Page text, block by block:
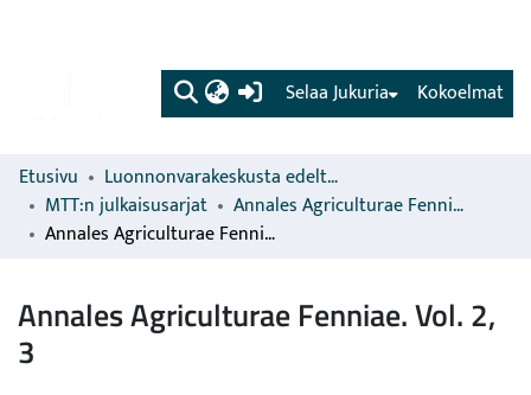
(current) Kokoelmat
Selaa Jukuria
Etusivu
Luonnonvarakeskusta edeltävien organisaatioiden sarjat
MTT:n julkaisusarjat
Annales Agriculturae Fenniae
Annales Agriculturae Fenniae. Vol. 2, 3
Annales Agriculturae Fenniae. Vol. 2,
3